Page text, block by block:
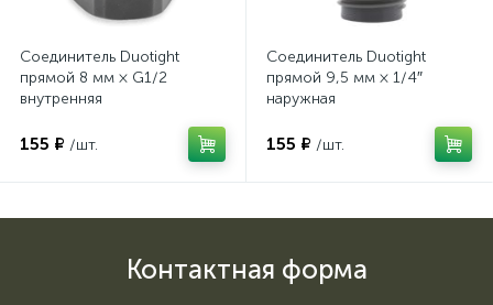
Соединитель Duotight
прямой 8 мм × G1/2
внутренняя
155 ₽ /шт.
Соединитель Duotight
прямой 9,5 мм × 1/4″
наружная
155 ₽ /шт.
Контактная форма